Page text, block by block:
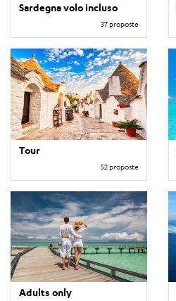
Sardegna volo incluso
37 proposte
Tour
52 proposte
Adults only